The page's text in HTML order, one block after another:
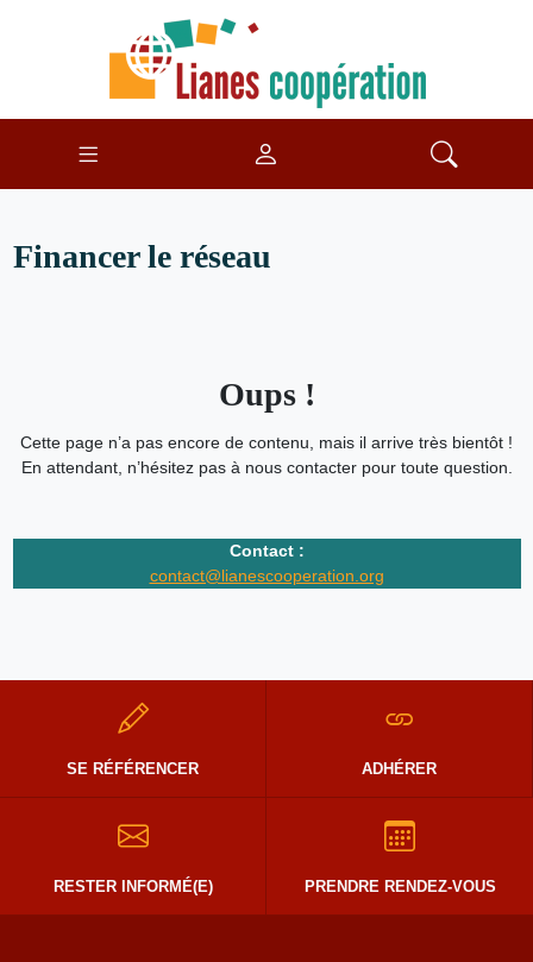
Financer le réseau
Oups !
Cette page n’a pas encore de contenu, mais il arrive très bientôt !
En attendant, n’hésitez pas à nous contacter pour toute question.
Contact :
contact@lianescooperation.org
SE RÉFÉRENCER ADHÉRER
RESTER INFORMÉ(E) PRENDRE RENDEZ-VOUS